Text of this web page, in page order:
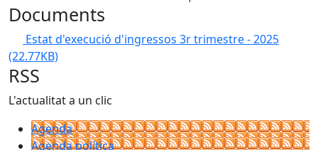
Documents
Estat d'execució d'ingressos 3r trimestre - 2025
(22.77KB)
RSS
L'actualitat a un clic
Agenda
Agenda política